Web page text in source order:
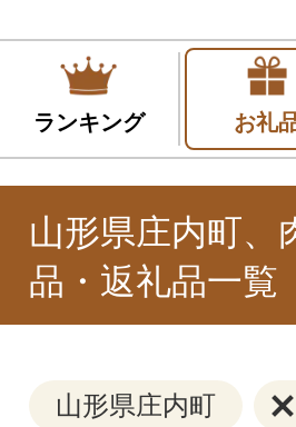
ランキング お礼
山形県庄内町、
品・返礼品一覧
山形県庄内町